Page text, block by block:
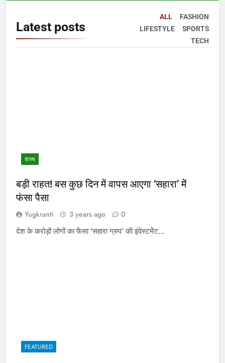
Latest posts
ALL
FASHION
LIFESTYLE
SPORTS
TECH
राज्य
बड़ी राहत! बस कुछ दिन में वापस आएगा ‘सहारा’ में
फंसा पैसा
Yugkranti 3 years ago 0
देश के करोड़ों लोगों का फैसा ‘सहारा ग्रुप’ की इंवेस्टमेंट…
FEATURED